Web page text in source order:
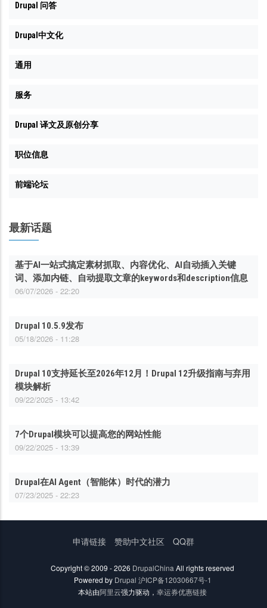
Drupal 问答
Drupal中文化
通用
服务
Drupal 译文及原创分享
职位信息
前端论坛
最新话题
基于AI一站式搞定素材抓取、内容优化、AI自动插入关键
词、添加内链、自动提取文章的keywords和description信息
06/07/2026 - 22:20
Drupal 10.5.9发布
05/18/2026 - 11:28
Drupal 10支持延长至2026年12月！Drupal 12升级指南与弃用
模块解析
09/22/2025 - 13:42
7个Drupal模块可以提高您的网站性能
09/22/2025 - 13:39
Drupal在AI Agent（智能体）时代的潜力
07/23/2025 - 22:23
申请链接 赞助中文社区 QQ群
Copyright © 2009 - 2026 DrupalChina All rights reserved
Powered by Drupal 沪ICP备12030667号-1
本站由阿里云强力驱动， 幸运券优惠链接